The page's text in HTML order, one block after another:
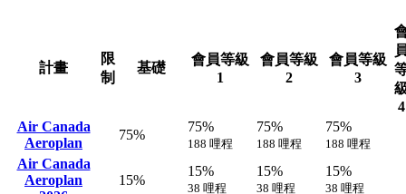
計畫
限
制
基礎
會員等級
1
會員等級
2
會員等級
3
4
Air Canada
Aeroplan
75%
75%
188 哩程
75%
188 哩程
75%
188 哩程
Air Canada
Aeroplan
15%
15%
38 哩程
15%
38 哩程
15%
38 哩程